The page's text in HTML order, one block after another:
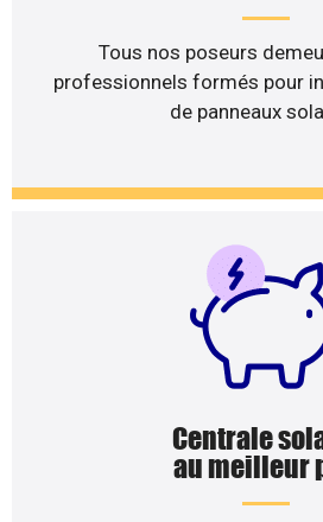
Tous nos poseurs
professionnels formés pour
de panneaux
Centrale
au meilleur